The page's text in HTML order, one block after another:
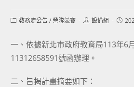
Post教務處公告 / 營隊競賽
Post設備組
Post
一、依據新北市政府教育局113年6
11312658591號函辦理。
二、旨揭計畫摘要如下：